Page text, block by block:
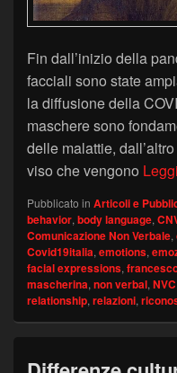
Fin dall’inizio della
facciali sono state
la diffusione della
maschere sono
delle malattie,
viso che vengono
Pubblicato in Articoli e
behavior, body language,
Comunicazione Non Verbale,
Covid19italia, emotions,
facial expressions,
mascherina, non verbal, NVC
relationship, relazioni,